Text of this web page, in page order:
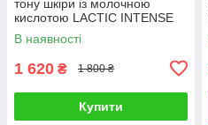
тону шкіри із молочною
кислотою LACTIC INTENSE
PEEL LINE REPAIR HYDRA
CHRISTINA 50 мл
В наявності
1 620 ₴ 1 800 ₴
Купити